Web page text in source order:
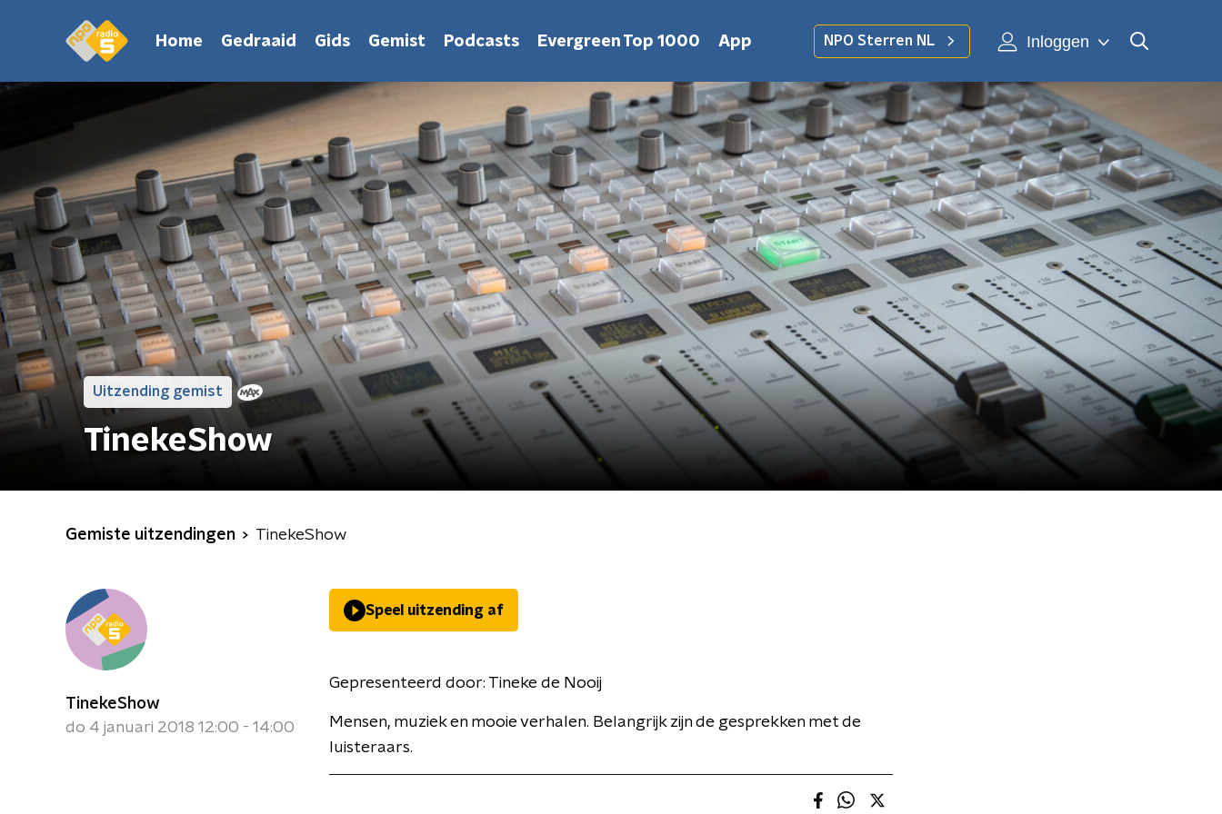
Home Gedraaid Gids Gemist Podcasts Evergreen Top 1000 App NPO Sterren NL Inloggen
Uitzending gemist
TinekeShow
Gemiste uitzendingen TinekeShow
TinekeShow
do 4 januari 2018 12:00 - 14:00
Speel uitzending af
Gepresenteerd door: Tineke de Nooij
Mensen, muziek en mooie verhalen. Belangrijk zijn de gesprekken met de
luisteraars.